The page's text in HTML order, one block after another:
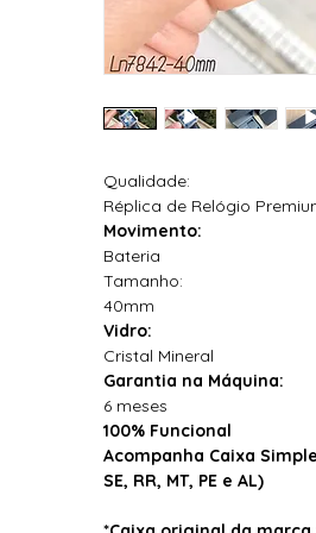
Qualidade:
Réplica de Relógio
Movimento:
Bateria
Tamanho:
40mm
Vidro:
Cristal Mineral
Garantia na Máquina:
6 meses
100% Funcional
Acompanha Caixa
SE, RR, MT, PE e AL)